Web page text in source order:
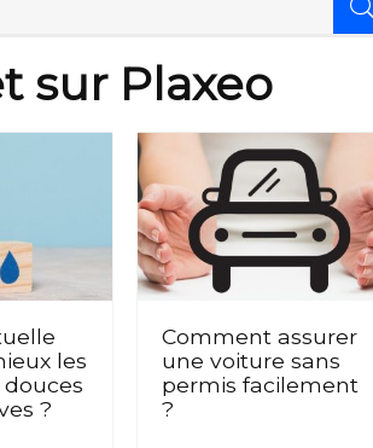
sur Plaxeo
les
?
Comment assurer
une voiture sans
permis facilement
?